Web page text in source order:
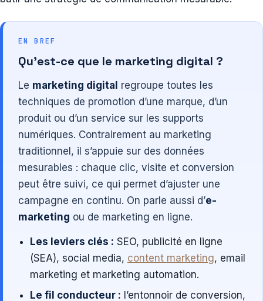
EN BREF
Qu’est-ce que le marketing digital ?
Le marketing digital regroupe toutes les
techniques de promotion d’une marque, d’un
produit ou d’un service sur les supports
numériques. Contrairement au marketing
traditionnel, il s’appuie sur des données
mesurables : chaque clic, visite et conversion
peut être suivi, ce qui permet d’ajuster une
campagne en continu. On parle aussi d’e-
marketing ou de marketing en ligne.
Les leviers clés : SEO, publicité en ligne
(SEA), social media, content marketing, email
marketing et marketing automation.
Le fil conducteur : l’entonnoir de conversion,